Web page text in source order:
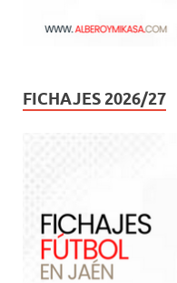
FICHAJES 2026/27